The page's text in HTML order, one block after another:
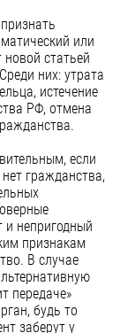
или
статьей
них: утрата
истечение
РФ, отмена
если
гражданства,
и непригодный
признакам
В случае
передаче»
будь то
заберут у